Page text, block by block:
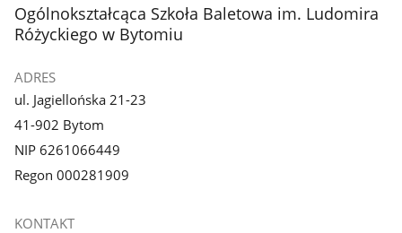
stopka
Ogólnokształcąca Szkoła Baletowa im. Ludomira
Różyckiego w Bytomiu
ADRES
ul. Jagiellońska 21-23
41-902 Bytom
NIP 6261066449
Regon 000281909
KONTAKT